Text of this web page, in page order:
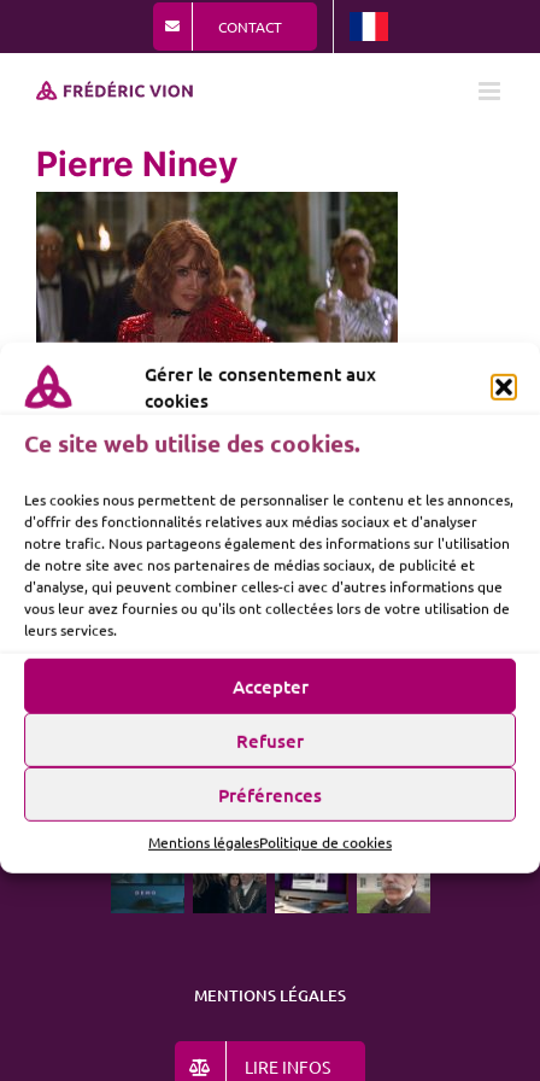
Gérer le consentement aux
cookies
Ce site web utilise des cookies.
Les cookies nous permettent de personnaliser le contenu et les annonces,
d'offrir des fonctionnalités relatives aux médias sociaux et d'analyser
notre trafic. Nous partageons également des informations sur l'utilisation
de notre site avec nos partenaires de médias sociaux, de publicité et
d'analyse, qui peuvent combiner celles-ci avec d'autres informations que
vous leur avez fournies ou qu'ils ont collectées lors de votre utilisation de
leurs services.
Accepter
Refuser
Préférences
Mentions légalesPolitique de cookies
au
contenu
CONTACT
Pierre Niney
ME SUIVRE
ACTUALITÉ
MENTIONS LÉGALES
LIRE INFOS